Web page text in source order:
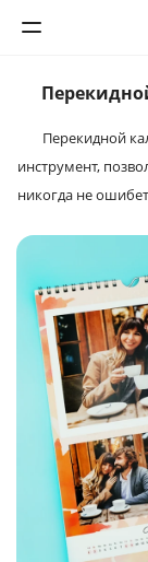
Печать фото
Фотокниги
Интерьерная
Фотоподарки
Багетная
Полиграфия
Услуги и сервис
Перекидной
инструмент,
никогда не